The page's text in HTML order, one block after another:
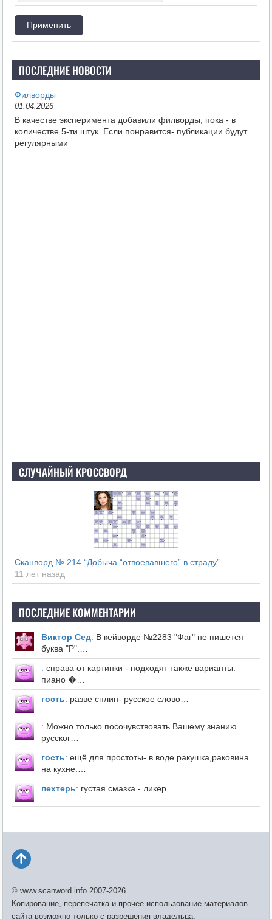
ПОСЛЕДНИЕ НОВОСТИ
Филворды
01.04.2026
В качестве эксперимента добавили филворды, пока - в
количестве 5-ти штук. Если понравится- публикации будут
регулярными
СЛУЧАЙНЫЙ КРОССВОРД
Сканворд № 214 “Добыча “отвоевавшего” в страду”
11 лет назад
ПОСЛЕДНИЕ КОММЕНТАРИИ
Виктор Сед: В кейворде №2283 "Фаг" не пишется
буква "Р".…
: справа от картинки - подходят также варианты:
пиано �…
гость: разве сплин- русское слово…
: Можно только посочувствовать Вашему знанию
русског…
гость: ещё для простоты- в воде ракушка,раковина
на кухне.…
пехтерь: густая смазка - ликёр…
© www.scanword.info 2007-2026
Копирование, перепечатка и прочее использование материалов
сайта возможно только с разрешения владельца.